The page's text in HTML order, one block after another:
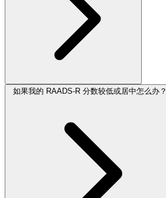
如果我的 RAADS-R 分数较低或居中怎么办？